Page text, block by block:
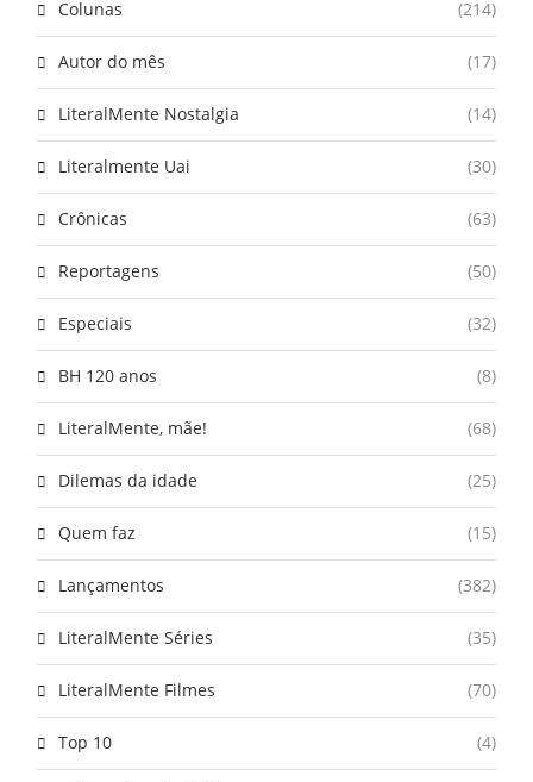
Colunas (214)
Autor do mês (17)
LiteralMente Nostalgia (14)
Literalmente Uai (30)
Crônicas (63)
Reportagens (50)
Especiais (32)
BH 120 anos (8)
LiteralMente, mãe! (68)
Dilemas da idade (25)
Quem faz (15)
Lançamentos (382)
LiteralMente Séries (35)
LiteralMente Filmes (70)
Top 10 (4)